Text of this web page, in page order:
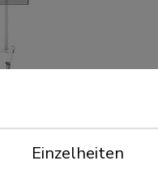
Einzelheiten